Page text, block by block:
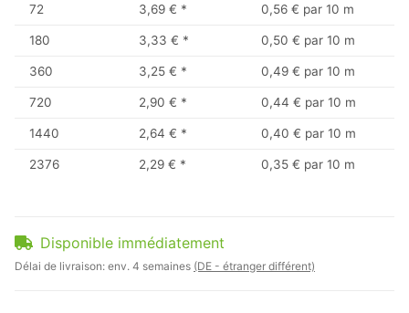
72 3,69 € * 0,56 € par 10 m
180 3,33 € * 0,50 € par 10 m
360 3,25 € * 0,49 € par 10 m
720 2,90 € * 0,44 € par 10 m
1440 2,64 € * 0,40 € par 10 m
2376 2,29 € * 0,35 € par 10 m
Disponible immédiatement
Délai de livraison: env. 4 semaines (DE - étranger différent)